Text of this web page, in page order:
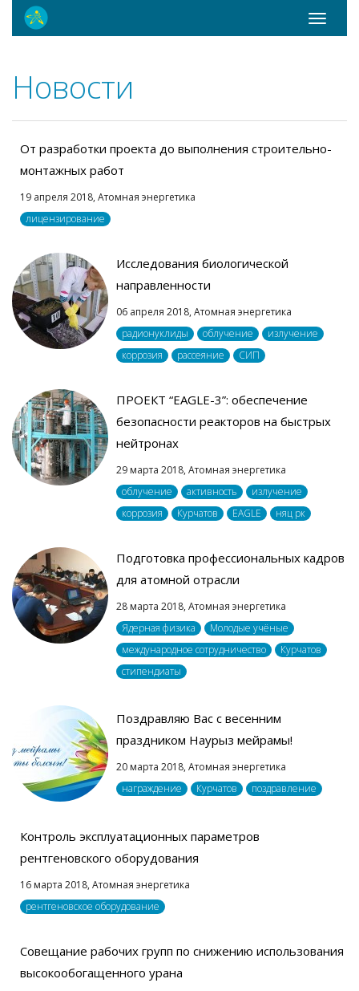
Toggle
Новости
От разработки проекта до выполнения строительно-
монтажных работ
19 апреля 2018, Атомная энергетика
лицензирование
Исследования биологической
направленности
06 апреля 2018, Атомная энергетика
радионуклиды
облучение
излучение
коррозия
рассеяние СИП
ПРОЕКТ “EAGLE-3”: обеспечение
безопасности реакторов на быстрых
нейтронах
29 марта 2018, Атомная энергетика
облучение
активность
излучение
коррозия
Курчатов EAGLE няц рк
Подготовка профессиональных кадров
для атомной отрасли
28 марта 2018, Атомная энергетика
Ядерная физика
Молодые учёные
международное сотрудничество
Курчатов
стипендиаты
Поздравляю Вас с весенним
праздником Наурыз мейрамы!
20 марта 2018, Атомная энергетика
награждение
Курчатов поздравление
Контроль эксплуатационных параметров
рентгеновского оборудования
16 марта 2018, Атомная энергетика
рентгеновское оборудование
Совещание рабочих групп по снижению использования
высокообогащенного урана